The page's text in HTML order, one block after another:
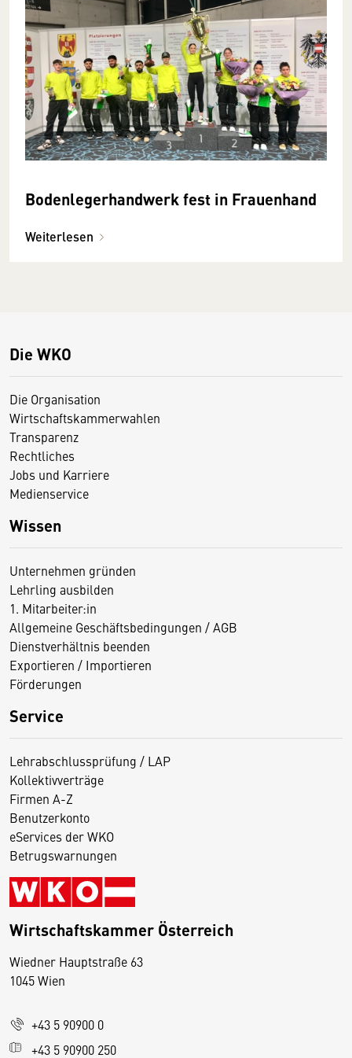
Bodenlegerhandwerk fest in Frauenhand
Weiterlesen
Die WKO
Die Organisation
Wirtschaftskammerwahlen
Transparenz
Rechtliches
Jobs und Karriere
Medienservice
Wissen
Unternehmen gründen
Lehrling ausbilden
1. Mitarbeiter:in
Allgemeine Geschäftsbedingungen / AGB
Dienstverhältnis beenden
Exportieren / Importieren
Förderungen
Service
Lehrabschlussprüfung / LAP
Kollektivverträge
Firmen A-Z
Benutzerkonto
eServices der WKO
Betrugswarnungen
Wirtschaftskammer Österreich
Wiedner Hauptstraße 63
1045 Wien
+43 5 90900 0
+43 5 90900 250
D
s
e